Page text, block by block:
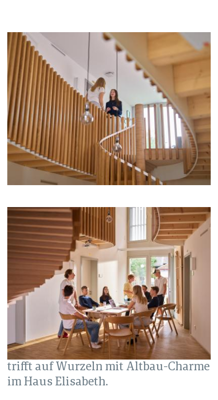
trifft auf Wurzeln mit Altbau-Charme
im Haus Elisabeth.